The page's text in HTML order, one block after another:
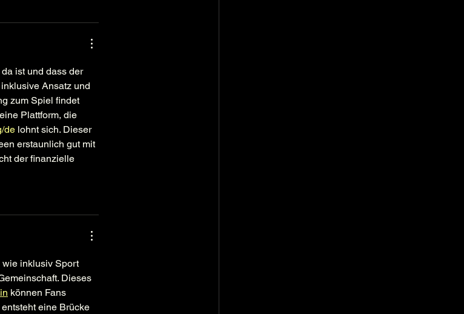
ist und dass der
Ansatz und
zum Spiel findet
Plattform, die
de lohnt sich. Dieser
erstaunlich gut mit
der finanzielle
wie inklusiv Sport
Dieses
können Fans
eine Brücke